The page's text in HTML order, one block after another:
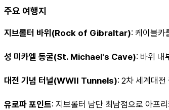
주요 여행지
지브롤터 바위(Rock of Gibraltar): 케이블카
성 미카엘 동굴(St. Michael's Cave): 바위 내
대전 기념 터널(WWII Tunnels): 2차 세계대전
유로파 포인트: 지브롤터 남단 최남점으로 아프